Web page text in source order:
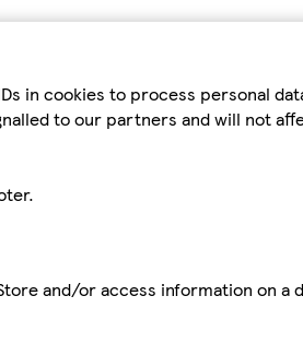
in cookies to process personal
to our partners and will not
and/or access information on a